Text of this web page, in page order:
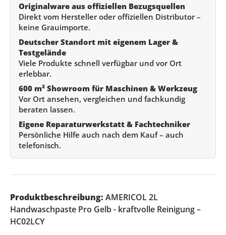
Originalware aus offiziellen Bezugsquellen
Direkt vom Hersteller oder offiziellen Distributor –
keine Grauimporte.
Deutscher Standort mit eigenem Lager &
Testgelände
Viele Produkte schnell verfügbar und vor Ort
erlebbar.
600 m² Showroom für Maschinen & Werkzeug
Vor Ort ansehen, vergleichen und fachkundig
beraten lassen.
Eigene Reparaturwerkstatt & Fachtechniker
Persönliche Hilfe auch nach dem Kauf – auch
telefonisch.
Produktbeschreibung: AMERICOL 2L
Handwaschpaste Pro Gelb - kraftvolle Reinigung –
HC02LCY